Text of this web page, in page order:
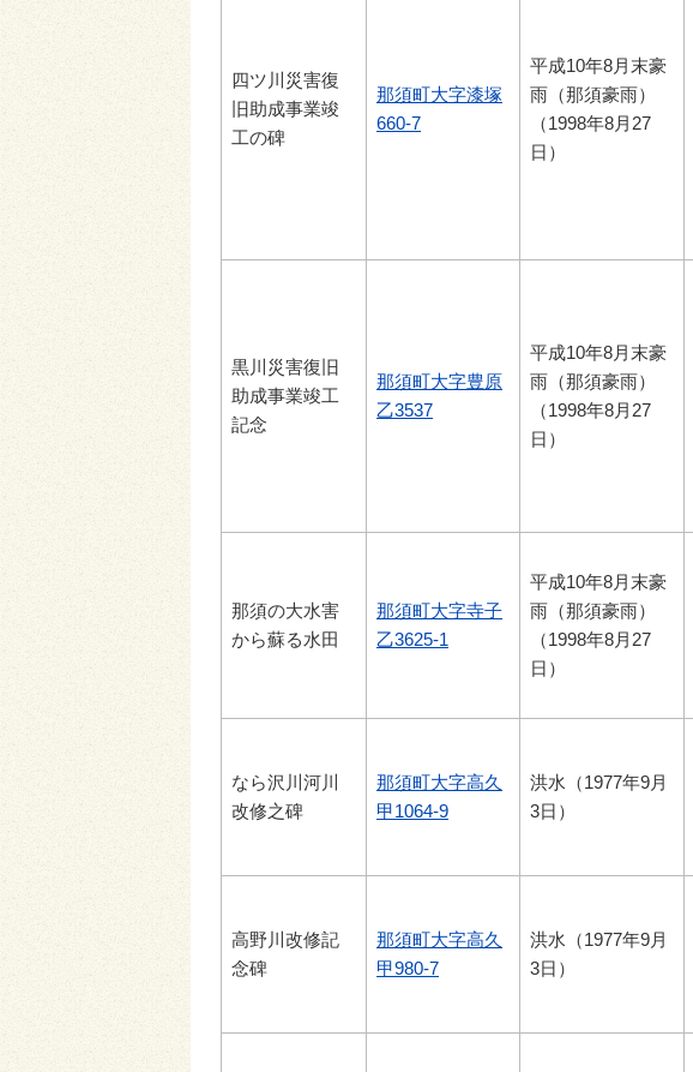
四ツ川災害復
旧助成事業竣
工の碑
那須町大字漆塚
660-7
平成10年8月末豪
雨（那須豪雨）
（1998年8月27
日）
黒川災害復旧
助成事業竣工
記念
那須町大字豊原
乙3537
平成10年8月末豪
雨（那須豪雨）
（1998年8月27
日）
那須の大水害
から蘇る水田
那須町大字寺子
乙3625-1
平成10年8月末豪
雨（那須豪雨）
（1998年8月27
日）
なら沢川河川
改修之碑
那須町大字高久
甲1064-9
洪水（1977年9月
3日）
高野川改修記
念碑
那須町大字高久
甲980-7
洪水（1977年9月
3日）